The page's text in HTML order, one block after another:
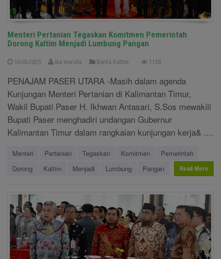
Menteri Pertanian Tegaskan Komitmen Pemerintah
Dorong Kaltim Menjadi Lumbung Pangan
10-05-2025 Ika marsila Berita Kaltim 1138
PENAJAM PASER UTARA -Masih dalam agenda
Kunjungan Menteri Pertanian di Kalimantan Timur,
Wakil Bupati Paser H. Ikhwan Antasari, S.Sos mewakili
Bupati Paser menghadiri undangan Gubernur
Kalimantan Timur dalam rangkaian kunjungan kerja& ....
Menteri Pertanian Tegaskan Komitmen
Pemerintah
Dorong
Kaltim Menjadi Lumbung Pangan Read More